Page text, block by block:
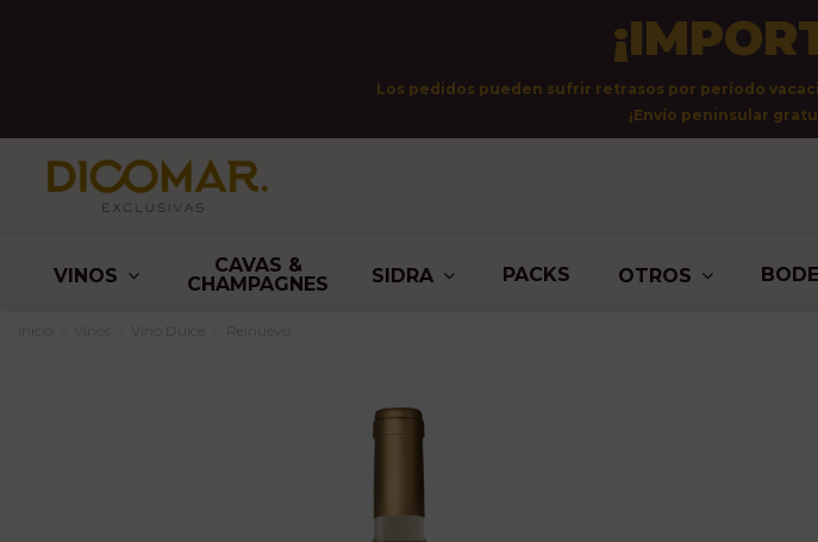
Los pedidos pueden sufrir retrasos por período
¡Envío peninsular
VINOS
CAVAS &
CHAMPAGNES
SIDRA PACKS OTROS